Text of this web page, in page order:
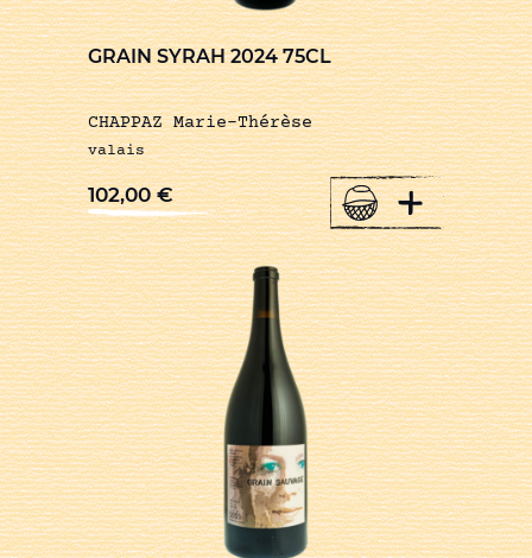
GRAIN SYRAH 2024 75CL
CHAPPAZ Marie-Thérèse
valais
102,00€ +